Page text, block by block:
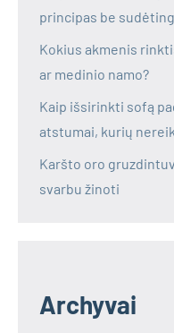
principas be
Kokius akmenis
ar medinio namo?
Kaip išsirinkti sofą
atstumai, kurių
Karšto oro
svarbu žinoti
Archyvai